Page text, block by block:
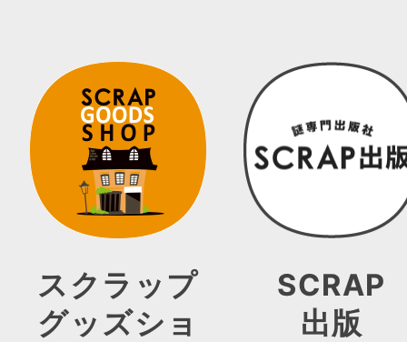
スクラップ
グッズショ
SCRAP
出版